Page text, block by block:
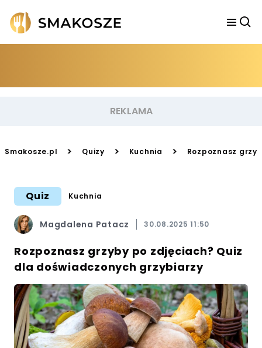
Smakosze.pl > Quizy > Kuchnia > Rozpoznasz
Quiz Kuchnia
Magdalena Patacz 30.08.2025 11:50
Rozpoznasz grzyby po zdjęciach? Quiz
dla doświadczonych grzybiarzy